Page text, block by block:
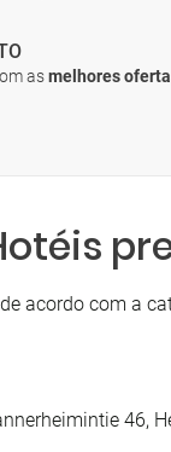
asmelhores
acordo com a
46,